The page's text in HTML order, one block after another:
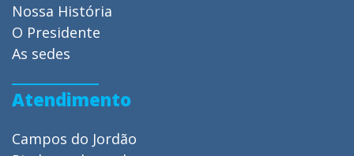
Nossa História
O Presidente
As sedes
Atendimento
Campos do Jordão